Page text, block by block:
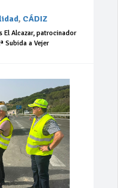
, CÁDIZ
El Alcazar, patrocinador
Subida a Vejer